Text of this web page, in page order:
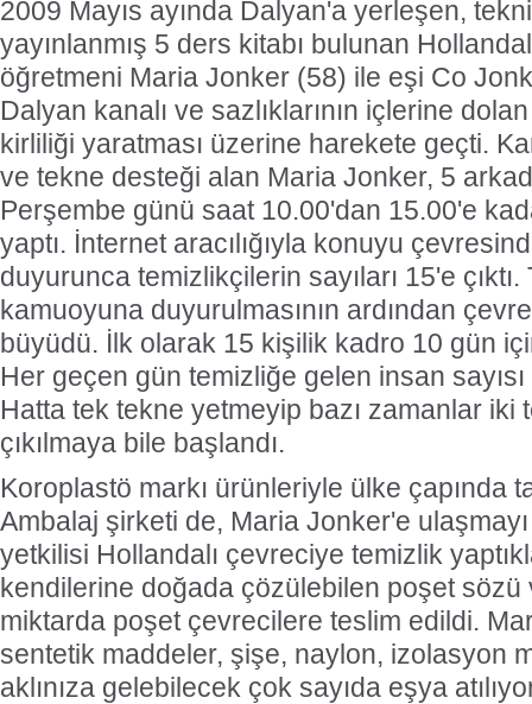
2009 Mayıs ayında Dalyan'a yerleşen,
yayınlanmış 5 ders kitabı bulunan
öğretmeni Maria Jonker (58) ile eşi Co
Dalyan kanalı ve sazlıklarının içlerine
kirliliği yaratması üzerine harekete geçti.
ve tekne desteği alan Maria Jonker, 5
Perşembe günü saat 10.00'dan 15.00'e
yaptı. İnternet aracılığıyla konuyu
duyurunca temizlikçilerin sayıları 15'e çıktı.
kamuoyuna duyurulmasının ardından
büyüdü. İlk olarak 15 kişilik kadro 10 gün
Her geçen gün temizliğe gelen insan
Hatta tek tekne yetmeyip bazı zamanlar iki
çıkılmaya bile başlandı.
Koroplastö markı ürünleriyle ülke çapında
Ambalaj şirketi de, Maria Jonker'e
yetkilisi Hollandalı çevreciye temizlik
kendilerine doğada çözülebilen poşet sözü
miktarda poşet çevrecilere teslim edildi.
sentetik maddeler, şişe, naylon, izolasyon
aklınıza gelebilecek çok sayıda eşya